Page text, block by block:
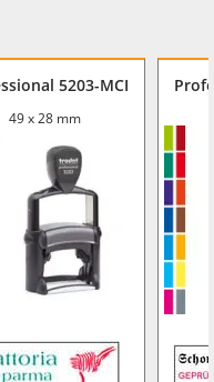
5203-MCI
49 x 28 mm